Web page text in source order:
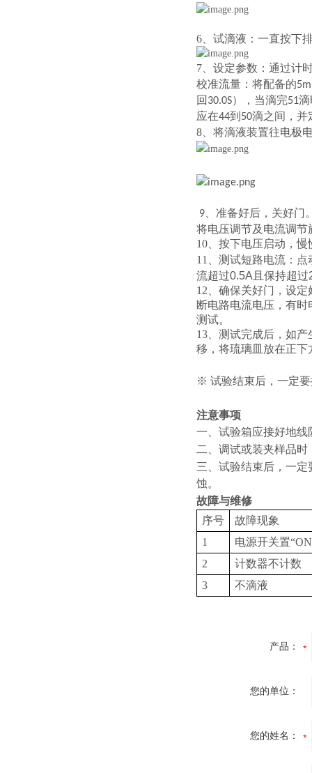
6、 试滴液：一直按下
7、设定参数：通过计
校准流量：将配备的
回 30.0S），当滴完51滴
应在44到 50滴之间，并
8、将滴液装置往电极
9
准备好后，关好门
将电压调节及电流调
10、 按下电压启动，慢
11、 测试短路电流：点
流超过0.5A 且保持超过
12、 确保关好门，设定
断电路电流电压，有
测试。
13、 测试完成后，如产
移，将琉璃皿放在正
※ 试验结束后，一定
注意事项
一、试验箱应接好地线
二、调试或装夹样品
三、试验结束后，一
蚀。
故障与维修
序号
故障现象
1
电源开关置
2
计数器不计数
3
不滴液
产品：
您的单位：
您的姓名：